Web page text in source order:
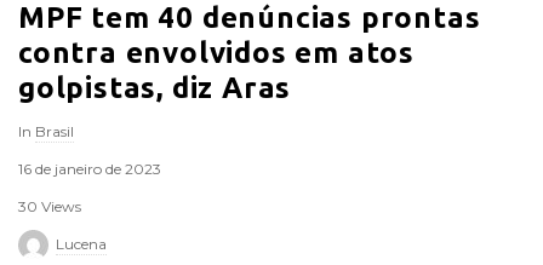
q
u
e
MPF tem 40 denúncias prontas
contra envolvidos em atos
golpistas, diz Aras
In Brasil
16 de janeiro de 2023
30 Views
Lucena